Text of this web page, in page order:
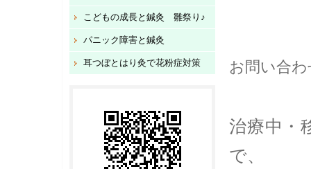
お問い合
治療中・
で、
こどもの成長と鍼灸 雛祭り♪
パニック障害と鍼灸
耳つぼとはり灸で花粉症対策